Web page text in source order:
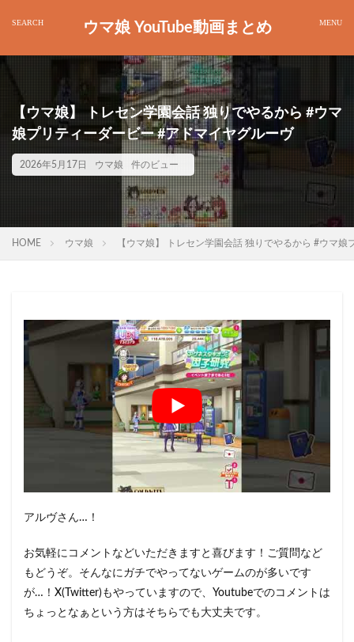
ウマ娘 YouTube動画まとめ
【ウマ娘】 トレセン学園会話 独りでやるから #ウマ
娘プリティーダービー #アドマイヤグルーヴ
2026年5月17日 ウマ娘 件のビュー
HOME ウマ娘 【ウマ娘】 トレセン学園会話 独りでやるから #ウマ
アルヴさん…！
お気軽にコメントなどいただきますと喜びます！ご質問など
もどうぞ。そんなにガチでやってないゲームのが多いです
が…！X(Twitter)もやっていますので、Youtubeでのコメントは
ちょっとなぁという方はそちらでも大丈夫です。